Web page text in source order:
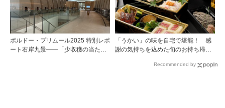
ロゼワイン」
ボルドー・プリムール2025 特別レポ
ート右岸九景――「少収穫の当たり
「うかい」の味を自宅で堪能！ 感
謝の気持ちを込めた旬のお持ち帰り
Recommended by